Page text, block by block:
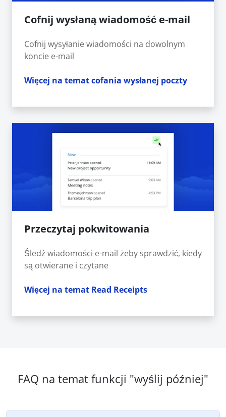
Cofnij wysłaną wiadomość e-mail
Cofnij wysyłanie wiadomości na dowolnym
koncie e-mail
Więcej na temat cofania wysłanej poczty
Przeczytaj pokwitowania
Śledź wiadomości e-mail żeby sprawdzić, kiedy
są otwierane i czytane
Więcej na temat Read Receipts
FAQ na temat funkcji "wyślij później"